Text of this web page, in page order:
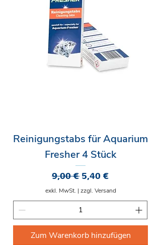
Reinigungstabs für Aquarium
Fresher 4 Stück
Standardpreis
9,00 € Sale-Preis
5,40 €
exkl. MwSt. | zzgl. Versand
Zum Warenkorb hinzufügen